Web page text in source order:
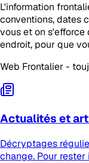
L'information
conventions, dates
vous et on
endroit, pour que
Web Frontalier -
Actualités et
Décryptages
change. Pour